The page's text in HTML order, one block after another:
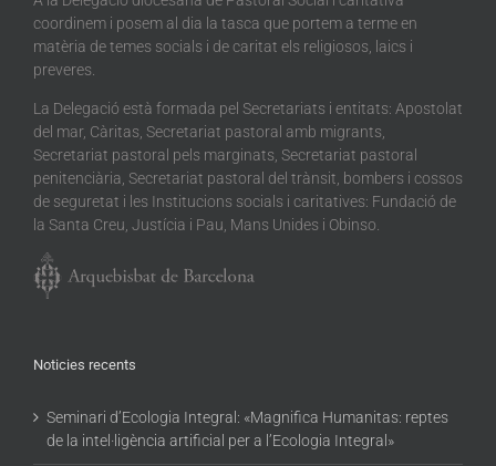
coordinem i posem al dia la tasca que portem a terme en
matèria de temes socials i de caritat els religiosos, laics i
preveres.
La Delegació està formada pel Secretariats i entitats: Apostolat
del mar, Càritas, Secretariat pastoral amb migrants,
Secretariat pastoral pels marginats, Secretariat pastoral
penitenciària, Secretariat pastoral del trànsit, bombers i cossos
de seguretat i les Institucions socials i caritatives: Fundació de
la Santa Creu, Justícia i Pau, Mans Unides i Obinso.
Noticies recents
Seminari d’Ecologia Integral: «Magnifica Humanitas: reptes
de la intel·ligència artificial per a l’Ecologia Integral»